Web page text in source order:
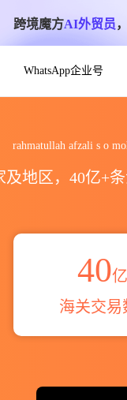
跨境魔方AI外贸员
WhatsApp企业号
rahmatullah afzali s o
及地区，40亿+
40
海关交易